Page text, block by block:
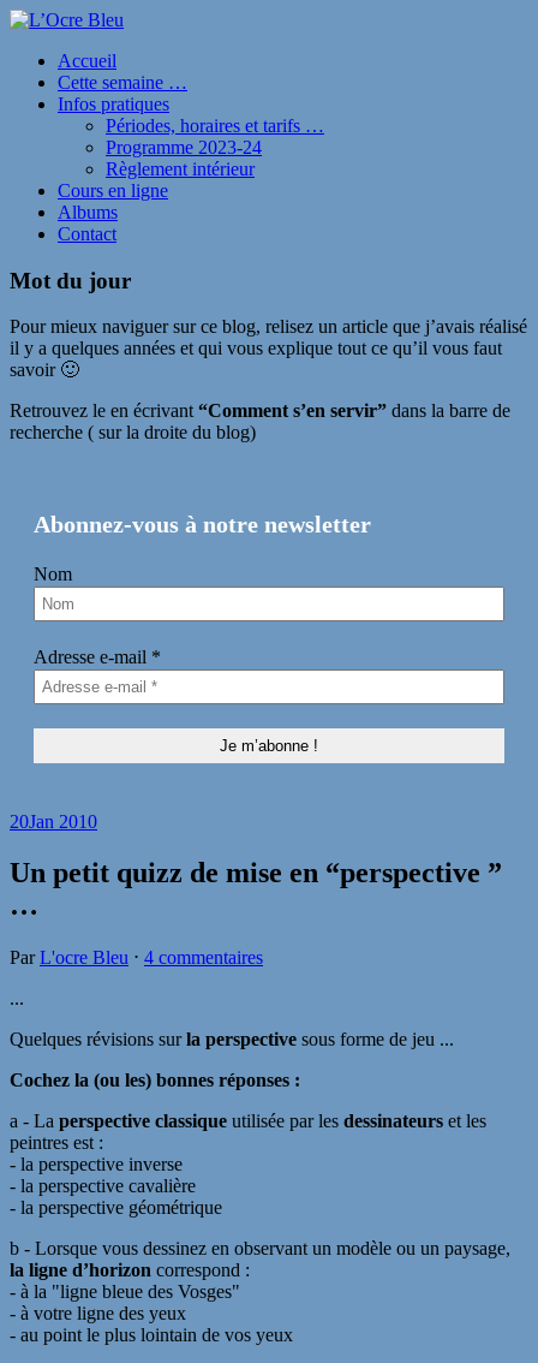
Accueil
Cette semaine …
Infos pratiques
Périodes, horaires et tarifs …
Programme 2023-24
Règlement intérieur
Cours en ligne
Albums
Contact
Mot du jour
Pour mieux naviguer sur ce blog, relisez un article que j’avais réalisé
il y a quelques années et qui vous explique tout ce qu’il vous faut
savoir 🙂
Retrouvez le en écrivant“Comment s’en servir” dans la barre de
recherche ( sur la droite du blog)
Abonnez-vous à notre newsletter
Nom
Adresse e-mail *
20Jan 2010
Un petit quizz de mise en “perspective ”
…
ParL'ocre Bleu ⋅ 4 commentaires
...
Quelques révisions surla perspective sous forme de jeu ...
Cochez la (ou les) bonnes réponses :
a - La perspective classique utilisée par les dessinateurs et les
peintres est :
- la perspective inverse
- la perspective cavalière
- la perspective géométrique
b - Lorsque vous dessinez en observant un modèle ou un paysage,
la ligne d’horizon correspond :
- à la "ligne bleue des Vosges"
- à votre ligne des yeux
- au point le plus lointain de vos yeux